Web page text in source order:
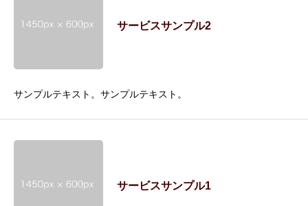
サービスサンプル2
サンプルテキスト。サンプルテキスト。
サービスサンプル1